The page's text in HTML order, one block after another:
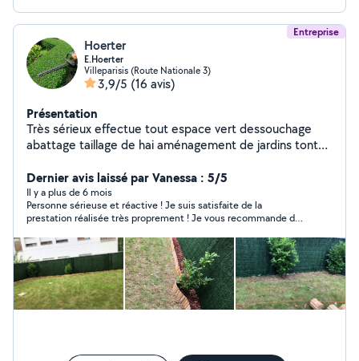
Entreprise
Hoerter
E.Hoerter
Villeparisis (Route Nationale 3)
3,9/5 (16 avis)
Présentation
Très sérieux effectue tout espace vert dessouchage
abattage taillage de hai aménagement de jardins tonte
aussi toiture peinture tout travaux bricolage évacuation
de vaut déchets ect..
Dernier avis laissé par Vanessa : 5/5
Il y a plus de 6 mois
Personne sérieuse et réactive ! Je suis satisfaite de la
prestation réalisée très proprement ! Je vous recommande de
confiées !